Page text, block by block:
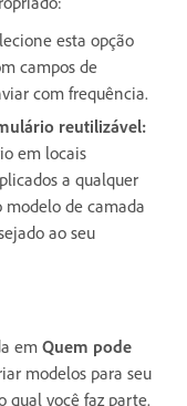
esta opção
campos de
com frequência.
reutilizável:
em locais
a qualquer
modelo de camada
ao seu
emQuem pode
modelos para seu
qual você faz parte.